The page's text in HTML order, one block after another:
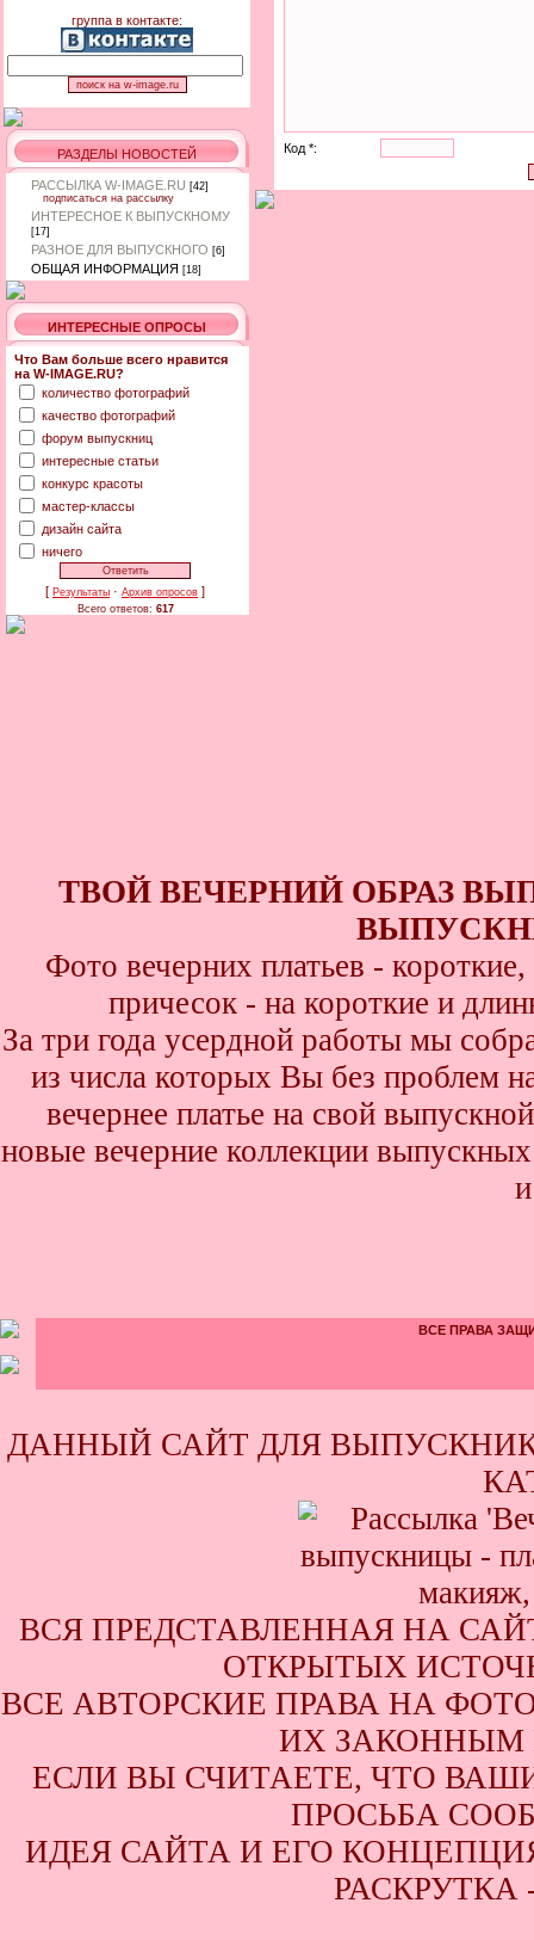
группа в контакте:
РАЗДЕЛЫ НОВОСТЕЙ
РАССЫЛКА W-IMAGE.RU [42]
подписаться на рассылку
ИНТЕРЕСНОЕ К ВЫПУСКНОМУ
[17]
РАЗНОЕ ДЛЯ ВЫПУСКНОГО [6]
ОБЩАЯ ИНФОРМАЦИЯ [18]
ИНТЕРЕСНЫЕ ОПРОСЫ
Что Вам больше всего нравится
на W-IMAGE.RU?
количество фотографий
качество фотографий
форум выпускниц
интересные статьи
конкурс красоты
мастер-классы
дизайн сайта
ничего
[ Результаты · Архив опросов ]
Всего ответов: 617
Код *:
ТВОЙ ВЕЧЕРНИЙ ОБРАЗ
Фото вечерних платьев -
причесок - на короткие и
За три года усердной работы мы
из числа которых Вы без проблем
вечернее платье на свой
новые вечерние коллекции
ВСЕ ПРАВА
ДАННЫЙ САЙТ ДЛЯ
ВСЯ ПРЕДСТАВЛЕННАЯ НА
ОТКРЫТЫХ
ВСЕ АВТОРСКИЕ ПРАВА НА
ИХ ЗАКОННЫМ
ЕСЛИ ВЫ СЧИТАЕТЕ, ЧТО
ПРОСЬБА
ИДЕЯ САЙТА И ЕГО КОНЦЕПЦИЯ
РАСКРУТКА -